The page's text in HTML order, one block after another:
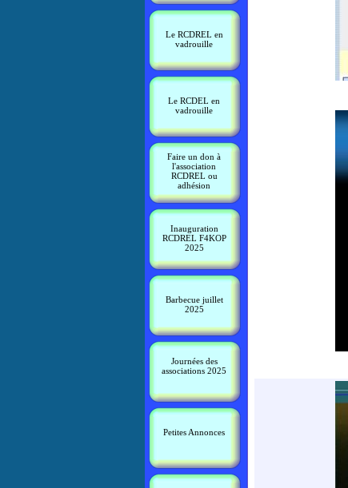
Le RCDREL en
vadrouille
Le RCDEL en
vadrouille
Faire un don à
l'association
RCDREL ou
adhésion
Inauguration
RCDREL F4KOP
2025
Barbecue juillet
2025
Journées des
associations 2025
Petites Annonces